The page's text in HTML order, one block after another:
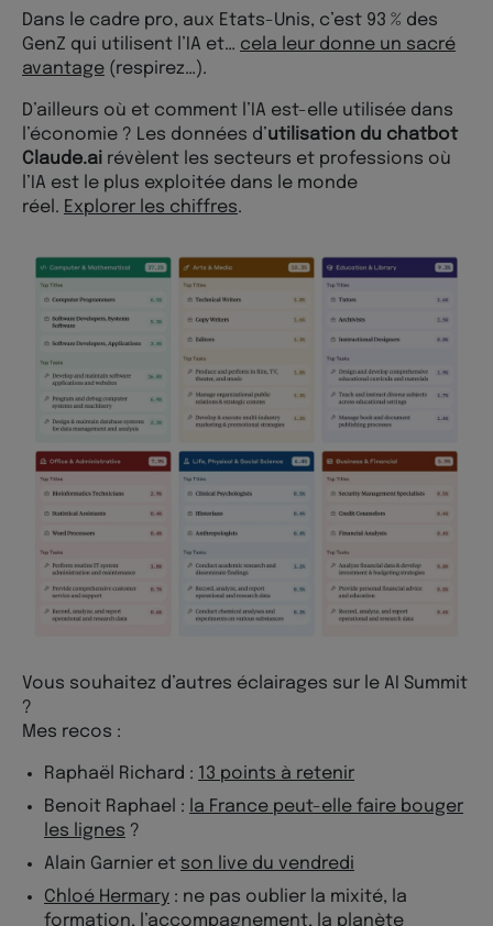
Dans le cadre pro, aux Etats-Unis, c’est 93 % des
GenZ qui utilisent l’IA et… cela leur donne un sacré
avantage (respirez…).
D’ailleurs où et comment l’IA est-elle utilisée dans
l’économie ? Les données d’utilisation du chatbot
Claude.ai révèlent les secteurs et professions où
l’IA est le plus exploitée dans le monde
réel. Explorer les chiffres.
Vous souhaitez d’autres éclairages sur le AI Summit
?
Mes recos :
Raphaël Richard : 13 points à retenir
Benoit Raphael : la France peut-elle faire bouger
les lignes ?
Alain Garnier et son live du vendredi
Chloé Hermary : ne pas oublier la mixité, la
formation, l’accompagnement, la planète